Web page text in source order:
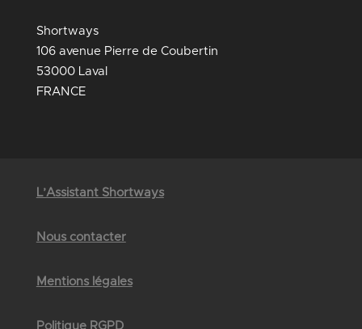
Shortways
106 avenue Pierre de Coubertin
53000 Laval
FRANCE
L’Assistant Shortways
Nous contacter
Mentions légales
Politique RGPD